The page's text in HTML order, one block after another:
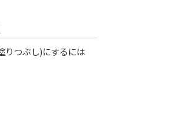
つぶし)にするには